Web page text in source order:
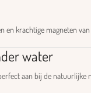
en krachtige magneten van
water
aan bij de